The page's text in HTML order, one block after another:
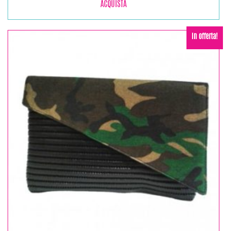
ACQUISTA
In offerta!